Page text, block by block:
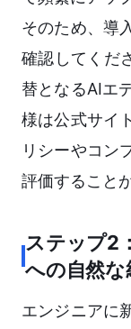
そのため、導
確認してくだ
替となるAIエ
様は公式サイ
リシーやコン
評価すること
ステップ2
への自然な
エンジニアに